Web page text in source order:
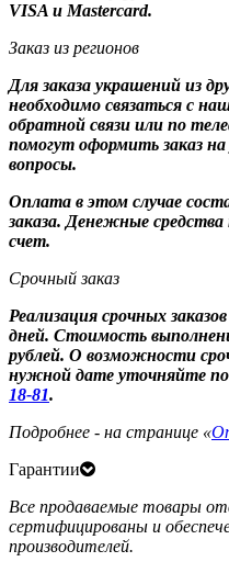
VISA и Mastercard.
Заказ из регионов
Для заказа украшений из
необходимо связаться с
обратной связи или по
помогут оформить заказ
вопросы.
Оплата в этом случае
заказа. Денежные
счет.
Срочный заказ
Реализация срочных
дней. Стоимость
рублей. О возможности
нужной дате уточняйте
18-81.
Подробнее - на странице «
Гарантии
Все продаваемые товары
сертифицированы и
производителей.